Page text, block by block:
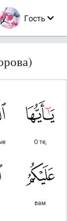
Гость
О те,
вам